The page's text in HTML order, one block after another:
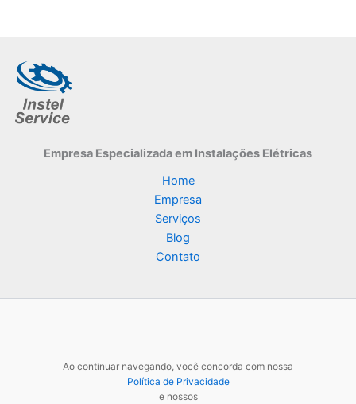
Empresa Especializadaem Instalações Elétricas
Home
Empresa
Serviços
Blog
Contato
Ao continuar navegando, você concorda com nossa
Política de Privacidade
e nossos